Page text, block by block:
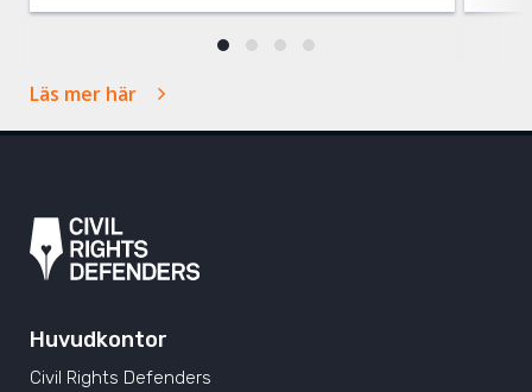
Läs mer här
Huvudkontor
Civil Rights Defenders